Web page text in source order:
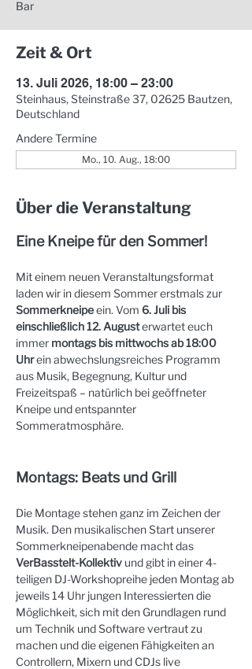
Bar
Zeit & Ort
13. Juli 2026, 18:00 – 23:00
Steinhaus, Steinstraße 37, 02625 Bautzen,
Deutschland
Andere Termine
Mo., 10. Aug., 18:00
Über die Veranstaltung
Eine Kneipe für den Sommer!
Mit einem neuen Veranstaltungsformat
laden wir in diesem Sommer erstmals zur
Sommerkneipe ein. Vom 6. Juli bis
einschließlich 12. August erwartet euch
immer montags bis mittwochs ab 18:00
Uhr ein abwechslungsreiches Programm
aus Musik, Begegnung, Kultur und
Freizeitspaß – natürlich bei geöffneter
Kneipe und entspannter
Sommeratmosphäre.
Montags: Beats und Grill
Die Montage stehen ganz im Zeichen der
Musik. Den musikalischen Start unserer
Sommerkneipenabende macht das
VerBasstelt-Kollektiv und gibt in einer 4-
teiligen DJ-Workshopreihe jeden Montag ab
jeweils 14 Uhr jungen Interessierten die
Möglichkeit, sich mit den Grundlagen rund
um Technik und Software vertraut zu
machen und die eigenen Fähigkeiten an
Controllern, Mixern und CDJs live